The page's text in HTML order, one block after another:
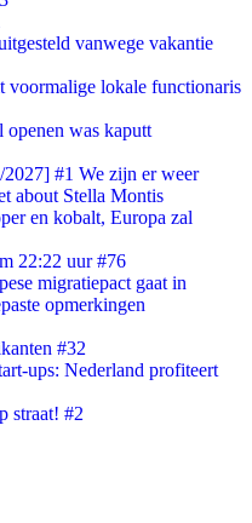
vanwege vakantie
voormalige lokale functionaris
was kaputt
#1 We zijn er weer
about Stella Montis
en kobalt, Europa zal
22:22 uur #76
migratiepact gaat in
opmerkingen
#32
ups: Nederland profiteert
straat! #2